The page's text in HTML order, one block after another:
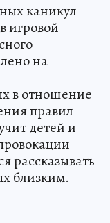
каникул
игровой
на
в отношение
правил
детей и
рассказывать
близким.